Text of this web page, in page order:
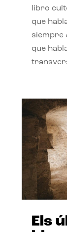
libro
que
siempre
que
Els